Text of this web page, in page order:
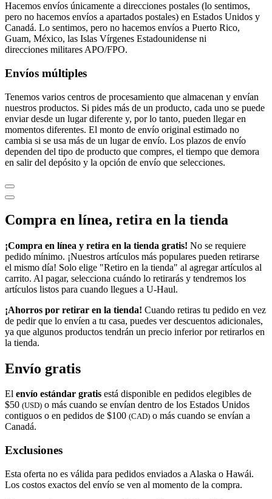
Hacemos envíos únicamente a direcciones postales (lo sentimos,
pero no hacemos envíos a apartados postales) en Estados Unidos y
Canadá. Lo sentimos, pero no hacemos envíos a Puerto Rico,
Guam, México, las Islas Vírgenes Estadounidense ni
direcciones militares APO/FPO.
Envíos múltiples
Tenemos varios centros de procesamiento que almacenan y envían
nuestros productos. Si pides más de un producto, cada uno se puede
enviar desde un lugar diferente y, por lo tanto, pueden llegar en
momentos diferentes. El monto de envío original estimado no
cambia si se usa más de un lugar de envío. Los plazos de envío
dependen del tipo de producto que compres, el tiempo que demora
en salir del depósito y la opción de envío que selecciones.
Compra en línea, retira en la tienda
¡Compra en línea y retira en la tienda gratis! No se requiere
pedido mínimo. ¡Nuestros artículos más populares pueden retirarse
el mismo día! Solo elige "Retiro en la tienda" al agregar artículos al
carrito. Al pagar, selecciona cuándo lo retirarás y tendremos los
artículos listos para cuando llegues a U-Haul.
¡Ahorros por retirar en la tienda! Cuando retiras tu pedido en vez
de pedir que lo envíen a tu casa, puedes ver descuentos adicionales,
ya que algunos productos tendrán un precio inferior por retirarlos en
la tienda.
Envío gratis
El envío estándar gratis está disponible en pedidos elegibles de
$50 (USD) o más cuando se envían dentro de los Estados Unidos
contiguos o en pedidos de $100 (CAD) o más cuando se envían a
Canadá.
Exclusiones
Esta oferta no es válida para pedidos enviados a Alaska o Hawái.
Los costos exactos del envío se ven al momento de la compra.